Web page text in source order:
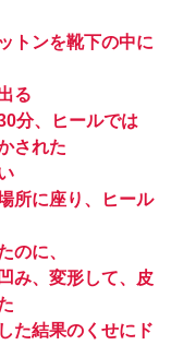
トンを靴下の中に
る
分、ヒールでは
された
所に座り、ヒール
のに、
み、変形して、皮
た結果のくせにド